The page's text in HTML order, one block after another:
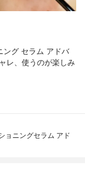
ング セラム アドバ
レ、使うのが楽しみ
ョニングセラム アド